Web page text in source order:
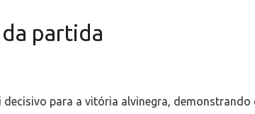
partida
para a vitória alvinegra, demonstrando